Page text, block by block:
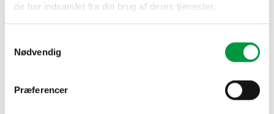
de har indsamlet fra din brug af deres tjenester.
Nødvendig
Præferencer
System R10 antal